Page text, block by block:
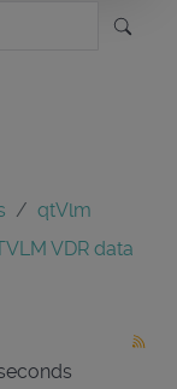
qtVlm
VDR data